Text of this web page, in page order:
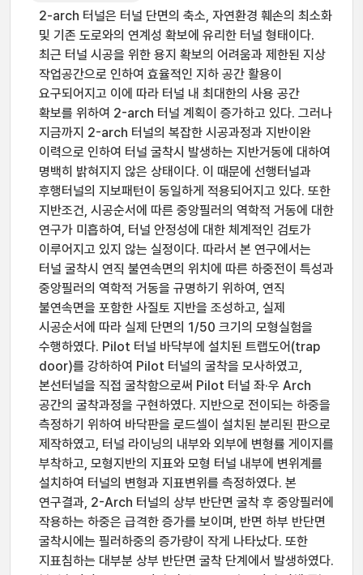
2-arch 터널은 터널 단면의 축소, 자연환경 훼손의 최소화
및 기존 도로와의 연계성 확보에 유리한 터널 형태이다.
최근 터널 시공을 위한 용지 확보의 어려움과 제한된 지상
작업공간으로 인하여 효율적인 지하 공간 활용이
요구되어지고 이에 따라 터널 내 최대한의 사용 공간
확보를 위하여 2-arch 터널 계획이 증가하고 있다. 그러나
지금까지 2-arch 터널의 복잡한 시공과정과 지반이완
이력으로 인하여 터널 굴착시 발생하는 지반거동에 대하여
명백히 밝혀지지 않은 상태이다. 이 때문에 선행터널과
후행터널의 지보패턴이 동일하게 적용되어지고 있다. 또한
지반조건, 시공순서에 따른 중앙필러의 역학적 거동에 대한
연구가 미흡하여, 터널 안정성에 대한 체계적인 검토가
이루어지고 있지 않는 실정이다. 따라서 본 연구에서는
터널 굴착시 연직 불연속면의 위치에 따른 하중전이 특성과
중앙필러의 역학적 거동을 규명하기 위하여, 연직
불연속면을 포함한 사질토 지반을 조성하고, 실제
시공순서에 따라 실제 단면의 1/50 크기의 모형실험을
수행하였다. Pilot 터널 바닥부에 설치된 트랩도어(trap
door)를 강하하여 Pilot 터널의 굴착을 모사하였고,
본선터널을 직접 굴착함으로써 Pilot 터널 좌·우 Arch
공간의 굴착과정을 구현하였다. 지반으로 전이되는 하중을
측정하기 위하여 바닥판을 로드셀이 설치된 분리된 판으로
제작하였고, 터널 라이닝의 내부와 외부에 변형률 게이지를
부착하고, 모형지반의 지표와 모형 터널 내부에 변위계를
설치하여 터널의 변형과 지표변위를 측정하였다. 본
연구결과, 2-Arch 터널의 상부 반단면 굴착 후 중앙필러에
작용하는 하중은 급격한 증가를 보이며, 반면 하부 반단면
굴착시에는 필러하중의 증가량이 작게 나타났다. 또한
지표침하는 대부분 상부 반단면 굴착 단계에서 발생하였다.